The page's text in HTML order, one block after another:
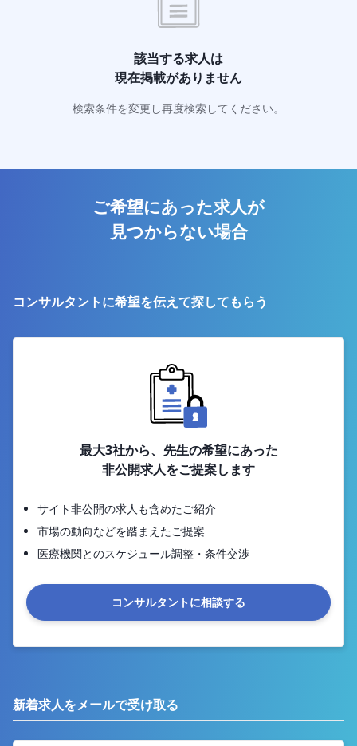
該当する求人は
現在掲載がありません
検索条件を変更し再度検索してください。
ご希望にあった求人が
見つからない場合
コンサルタントに希望を伝えて探してもらう
最大3社から、先生の希望にあった
非公開求人をご提案します
サイト非公開の求人も含めたご紹介
市場の動向などを踏まえたご提案
医療機関とのスケジュール調整・条件交渉
コンサルタントに相談する
新着求人をメールで受け取る